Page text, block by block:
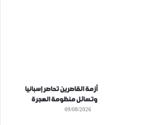
أزمة القاصرين تحاصر إسبانيا
وتسائل منظومة الهجرة
09/08/2026